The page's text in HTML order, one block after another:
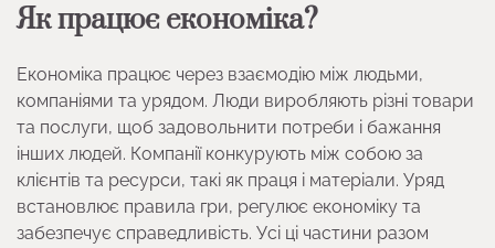
Як працює економіка?
Економіка працює через взаємодію між людьми,
компаніями та урядом. Люди виробляють різні товари
та послуги, щоб задовольнити потреби і бажання
інших людей. Компанії конкурують між собою за
клієнтів та ресурси, такі як праця і матеріали. Уряд
встановлює правила гри, регулює економіку та
забезпечує справедливість. Усі ці частини разом